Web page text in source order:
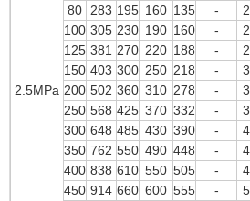
2.5MPa
80
283 195 160 135 -
100 305 230 190 160 -
125 381 270 220 188 -
150 403 300 250 218 -
200 502 360 310 278 -
250 568 425 370 332 -
300 648 485 430 390 -
350 762 550 490 448 -
400 838 610 550 505 -
450 914 660 600 555 -